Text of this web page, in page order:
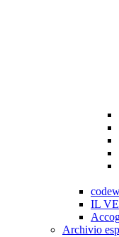
IL
Archivio